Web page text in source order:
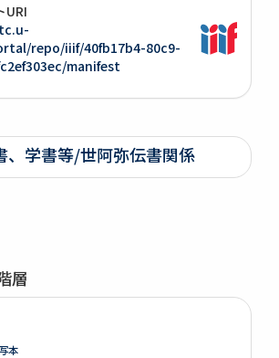
URI
repo/iiif/40fb17b4-80c9-
manifest
、学書等/世阿弥伝書関係
層
本